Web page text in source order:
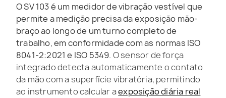
O SV 103 é um medidor de vibração vestível que
permite a medição precisa da exposição mão-
braço ao longo de um turno completo de
trabalho, em conformidade com as normas ISO
8041-2:2021 e ISO 5349. O sensor de força
integrado detecta automaticamente o contato
da mão com a superfície vibratória, permitindo
ao instrumento calcular aexposição diária real